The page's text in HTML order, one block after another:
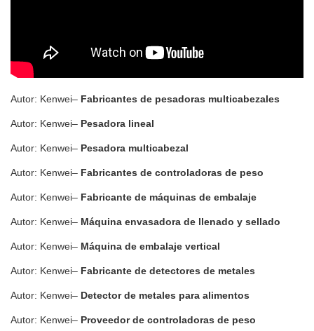
Autor: Kenwei– Fabricantes de pesadoras multicabezales
Autor: Kenwei– Pesadora lineal
Autor: Kenwei– Pesadora multicabezal
Autor: Kenwei– Fabricantes de controladoras de peso
Autor: Kenwei– Fabricante de máquinas de embalaje
Autor: Kenwei– Máquina envasadora de llenado y sellado
Autor: Kenwei– Máquina de embalaje vertical
Autor: Kenwei– Fabricante de detectores de metales
Autor: Kenwei– Detector de metales para alimentos
Autor: Kenwei– Proveedor de controladoras de peso